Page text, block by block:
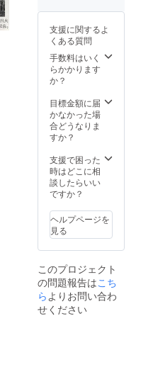
売業免
許証(通
信販売
含む)を
有する
柳田商
許番
号：
05503-
送しま
す。
50セン
チ×横45
センチ
程度
株式会
社およ
び西田
酒造店
株式会
社が製
売業免
許証(通
信販売
柳田商
店(弘前
市、免
許番
05503-
026号)
から直
送しま
蔵さん
倒して
追加提
供決
定！
する2つ
の銘酒
「豊
酒」の
セット
が、東
奥義塾
周年を
記念し
て初め
て実現
す！ま
た、
別々に
購入い
ただく
支援に関するよ
くある質問
手数料はいく
らかかります
か？
目標金額に届
かなかった場
合どうなりま
すか？
支援で困った
時はどこに相
談したらいい
ですか？
ヘルプページを
見る
このプロジェクト
の問題報告はこち
らよりお問い合わ
せください